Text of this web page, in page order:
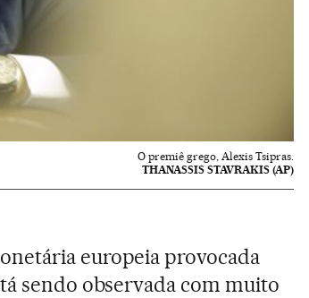
O premiê grego, Alexis Tsipras.
THANASSIS STAVRAKIS (AP)
europeia provocada
sendo observada com muito